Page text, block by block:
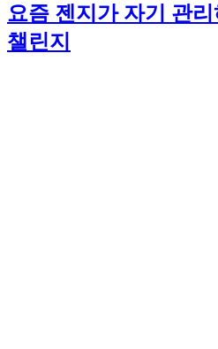
요즘 젠지가 자기 관
챌린지